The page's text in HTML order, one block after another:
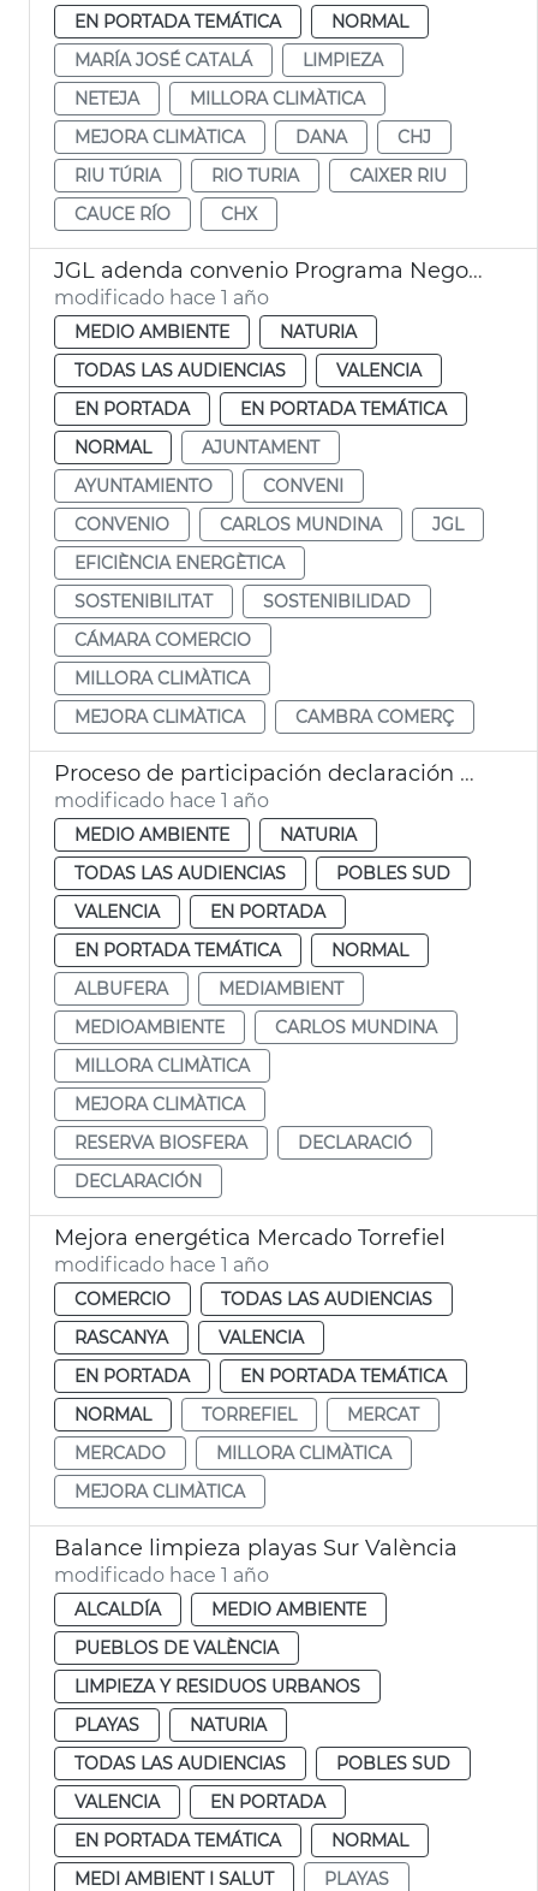
EN PORTADA TEMÁTICA
NORMAL
MARÍA JOSÉ CATALÁ
LIMPIEZA
NETEJA
MILLORA CLIMÀTICA
MEJORA CLIMÀTICA
DANA
CHJ
RIU TÚRIA
RIO TURIA
CAIXER RIU
CAUCE RÍO
CHX
JGL adenda convenio Programa Negocio Local Sostenible
modificado hace 1 año
MEDIO AMBIENTE
NATURIA
TODAS LAS AUDIENCIAS
VALENCIA
EN PORTADA
EN PORTADA TEMÁTICA
NORMAL
AJUNTAMENT
AYUNTAMIENTO
CONVENI
CONVENIO
CARLOS MUNDINA
JGL
EFICIÈNCIA ENERGÈTICA
SOSTENIBILITAT
SOSTENIBILIDAD
CÁMARA COMERCIO
MILLORA CLIMÀTICA
MEJORA CLIMÀTICA
CAMBRA COMERÇ
Proceso de participación declaración Albufera Reserva Biosfera
modificado hace 1 año
MEDIO AMBIENTE
NATURIA
TODAS LAS AUDIENCIAS
POBLES SUD
VALENCIA
EN PORTADA
EN PORTADA TEMÁTICA
NORMAL
ALBUFERA
MEDIAMBIENT
MEDIOAMBIENTE
CARLOS MUNDINA
MILLORA CLIMÀTICA
MEJORA CLIMÀTICA
RESERVA BIOSFERA
DECLARACIÓ
DECLARACIÓN
Mejora energética Mercado Torrefiel
modificado hace 1 año
COMERCIO
TODAS LAS AUDIENCIAS
RASCANYA
VALENCIA
EN PORTADA
EN PORTADA TEMÁTICA
NORMAL
TORREFIEL
MERCAT
MERCADO
MILLORA CLIMÀTICA
MEJORA CLIMÀTICA
Balance limpieza playas Sur València
modificado hace 1 año
ALCALDÍA
MEDIO AMBIENTE
PUEBLOS DE VALÈNCIA
LIMPIEZA Y RESIDUOS URBANOS
PLAYAS
NATURIA
TODAS LAS AUDIENCIAS
POBLES SUD
VALENCIA
EN PORTADA
EN PORTADA TEMÁTICA
NORMAL
MEDI AMBIENT I SALUT
PLAYAS